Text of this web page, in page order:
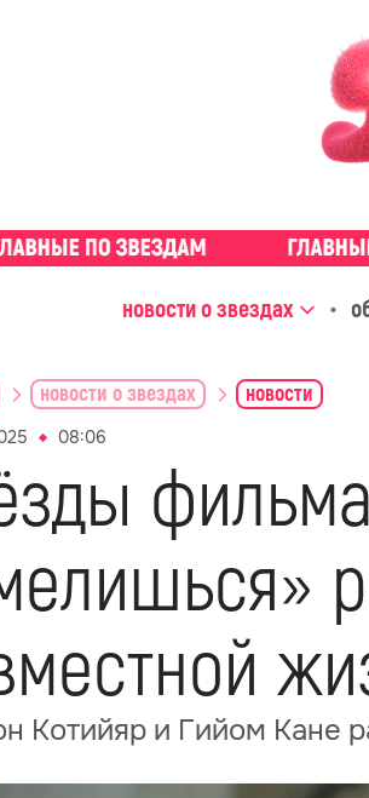
новости о звездах
новости о звездах новости
08:06
Котийяр и Гийом Кане